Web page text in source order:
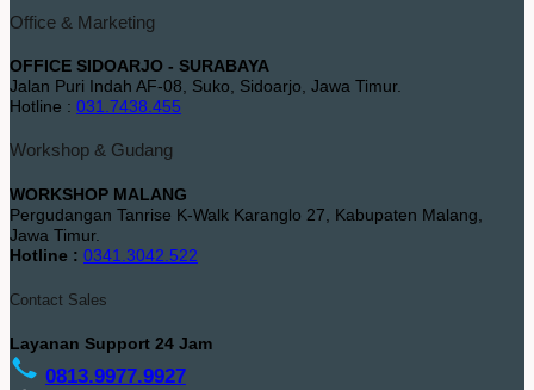
Office & Marketing
OFFICE SIDOARJO - SURABAYA
Jalan Puri Indah AF-08, Suko, Sidoarjo, Jawa Timur.
Hotline : 031.7438.455
Workshop & Gudang
WORKSHOP MALANG
Pergudangan Tanrise K-Walk Karanglo 27, Kabupaten Malang,
Jawa Timur.
Hotline : 0341.3042.522
Contact Sales
Layanan Support 24 Jam
0813.9977.9927